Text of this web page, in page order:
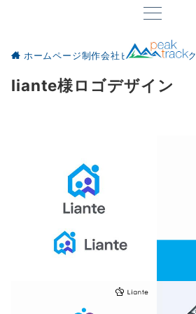
ホームページ制作会社ピーク・トラック
liante様ロゴデザイン